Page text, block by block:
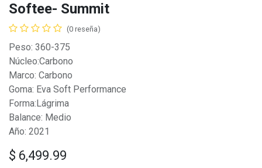
Softee- Summit
(0 reseña)
Peso: 360-375
Núcleo:Carbono
Marco: Carbono
Goma: Eva Soft Performance
Forma:Lágrima
Balance: Medio
Año: 2021
$ 6,499.99